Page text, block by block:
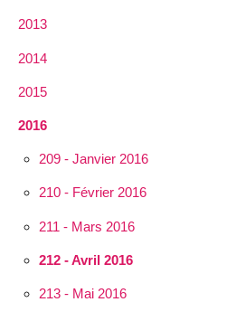
2013
2014
2015
2016
209 - Janvier 2016
210 - Février 2016
211 - Mars 2016
212 - Avril 2016
213 - Mai 2016